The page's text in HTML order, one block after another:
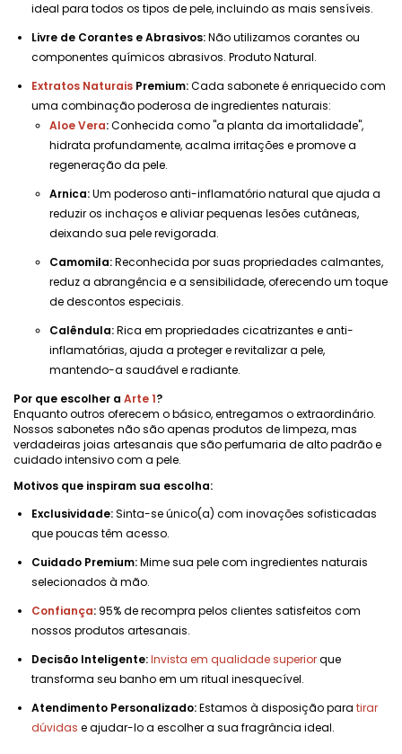
ideal para todos os tipos de pele, incluindo as mais sensíveis.
Livre de Corantes e Abrasivos:Não utilizamos corantes ou
componentes químicos abrasivos. Produto Natural.
Extratos Naturais Premium:Cada sabonete é enriquecido com
uma combinação poderosa de ingredientes naturais:
Aloe Vera:Conhecida como "a planta da imortalidade",
hidrata profundamente, acalma irritações e promove a
regeneração da pele.
Arnica:Um poderoso anti-inflamatório natural que ajuda a
reduzir os inchaços e aliviar pequenas lesões cutâneas,
deixando sua pele revigorada.
Camomila:Reconhecida por suas propriedades calmantes,
reduz a abrangência e a sensibilidade, oferecendo um toque
de descontos especiais.
Calêndula:Rica em propriedades cicatrizantes e anti-
inflamatórias, ajuda a proteger e revitalizar a pele,
mantendo-a saudável e radiante.
Por que escolher a Arte 1?
Enquanto outros oferecem o básico, entregamos o extraordinário.
Nossos sabonetes não são apenas produtos de limpeza, mas
verdadeiras joias artesanais que são perfumaria de alto padrão e
cuidado intensivo com a pele.
Motivos que inspiram sua escolha:
Exclusividade:Sinta-se único(a) com inovações sofisticadas
que poucas têm acesso.
Cuidado Premium:Mime sua pele com ingredientes naturais
selecionados à mão.
Confiança: 95% de recompra pelos clientes satisfeitos com
nossos produtos artesanais.
Decisão Inteligente:Invista em qualidade superiorque
transforma seu banho em um ritual inesquecível.
Atendimento Personalizado:Estamos à disposição para tirar
dúvidas e ajudar-lo a escolher a sua fragrância ideal.